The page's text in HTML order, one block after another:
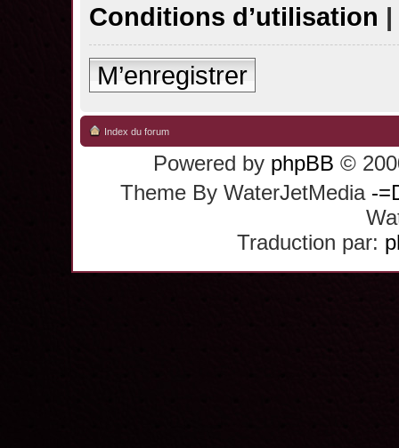
Conditions d’utilisation |
M’enregistrer
Index du forum
Powered by phpBB ©
Theme By WaterJetMedia -
Traduction par: